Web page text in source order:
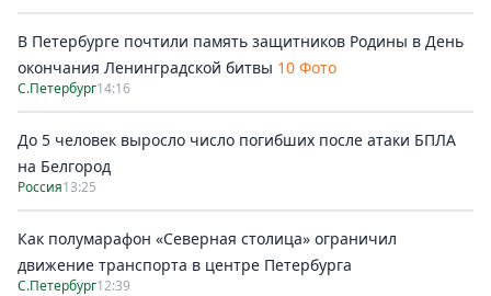
В Петербурге почтили память защитников Родины в День
окончания Ленинградской битвы 10 Фото
С.Петербург14:16
До 5 человек выросло число погибших после атаки БПЛА
на Белгород
Россия13:25
Как полумарафон «Северная столица» ограничил
движение транспорта в центре Петербурга
С.Петербург12:39